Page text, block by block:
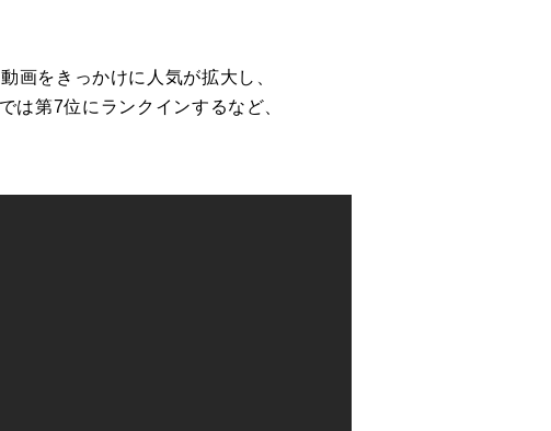
画をきっかけに 人気が拡大し、
では第7位に ランク インするなど、